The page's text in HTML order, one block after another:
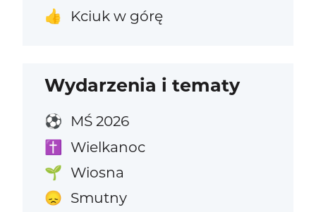
👍 Kciuk w górę
Wydarzenia i tematy
⚽ MŚ 2026
✝️ Wielkanoc
🌱 Wiosna
😞 Smutny